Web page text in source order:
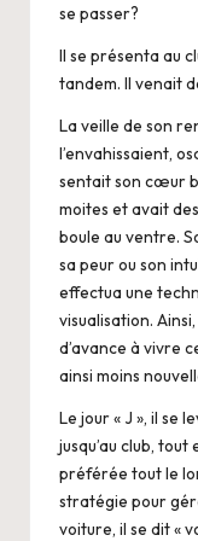
se passer?
Il se présenta au
tandem. Il venait
La veille de son
l’envahissaient,
sentait son cœur
moites et avait
boule au ventre.
sa peur ou son
effectua une
visualisation.
d’avance à vivre
ainsi moins
Le jour « J », il se
jusqu’au club,
préférée tout le
stratégie pour
voiture, il se dit «